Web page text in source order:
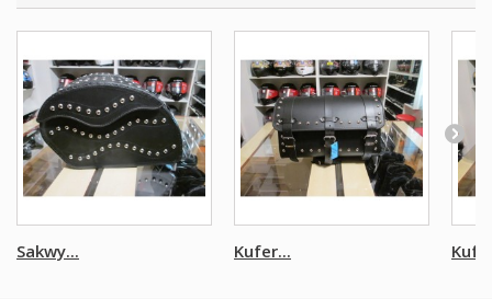
Sakwy... Kufer...